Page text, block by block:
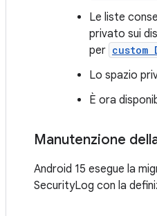
Le liste
privato sui
per custom
Lo spazio
È ora
Manutenzione
Android 15 esegue la
SecurityLog con la